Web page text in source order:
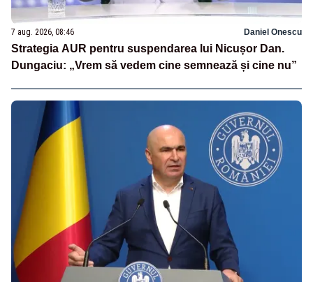
7 aug. 2026, 08:46 Daniel Onescu
Strategia AUR pentru suspendarea lui Nicușor Dan.
Dungaciu: „Vrem să vedem cine semnează și cine nu”